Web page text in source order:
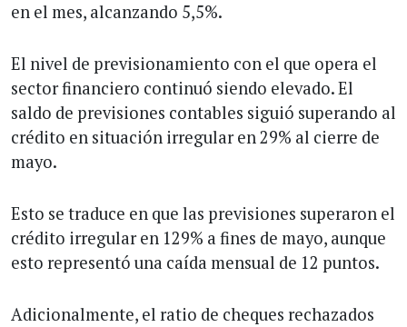
en el mes, alcanzando 5,5%.
El nivel de previsionamiento con el que opera el
sector financiero continuó siendo elevado. El
saldo de previsiones contables siguió superando al
crédito en situación irregular en 29% al cierre de
mayo.
Esto se traduce en que las previsiones superaron el
crédito irregular en 129% a fines de mayo, aunque
esto representó una caída mensual de 12 puntos.
Adicionalmente, el ratio de cheques rechazados